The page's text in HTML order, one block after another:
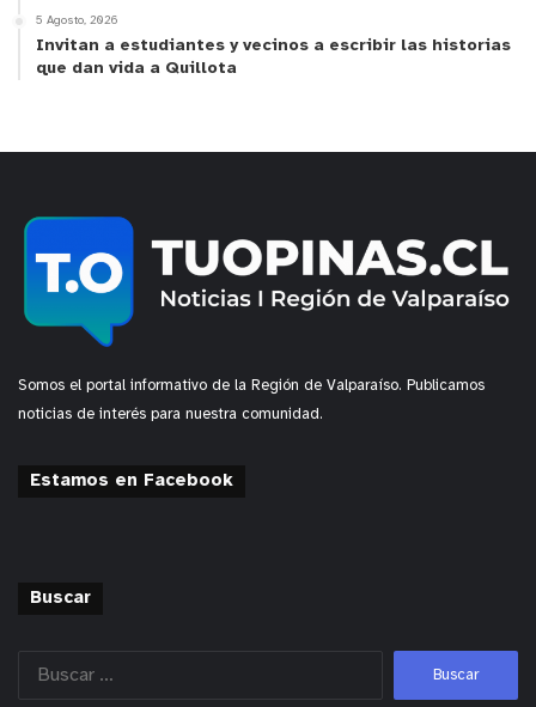
5 Agosto, 2026
Invitan a estudiantes y vecinos a escribir las historias
que dan vida a Quillota
Somos el portal informativo de la Región de Valparaíso. Publicamos
noticias de interés para nuestra comunidad.
Estamos en Facebook
Buscar